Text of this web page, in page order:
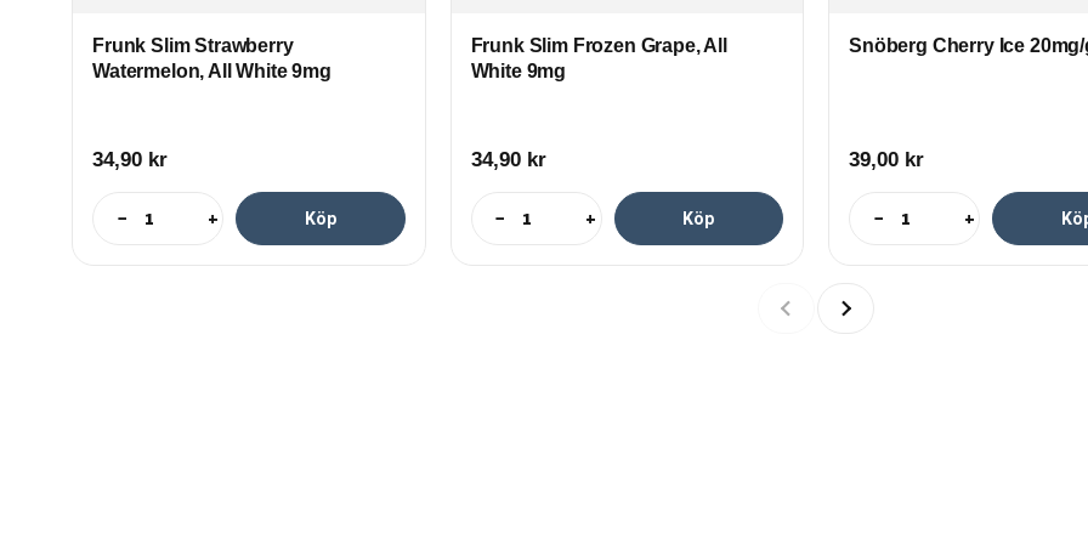
Frunk Slim Strawberry
Watermelon, All White 9mg
34,90 kr
− + Köp
Frunk Slim Frozen Grape, All
White 9mg
34,90 kr
− + Köp
Snöberg Cherry Ice 20mg/
39,00 kr
− +